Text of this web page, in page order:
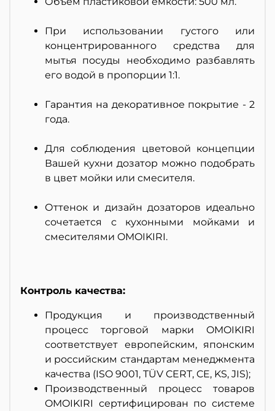
При использовании густого или
концентрированного средства для
мытья посуды необходимо разбавлять
его водой в пропорции 1:1.
Гарантия на декоративное покрытие - 2
года.
Для соблюдения цветовой концепции
Вашей кухни дозатор можно подобрать
в цвет мойки или смесителя.
Оттенок и дизайн дозаторов идеально
сочетается с кухонными мойками и
смесителями OMOIKIRI.
Контроль качества:
Продукция и производственный
процесс торговой марки OMOIKIRI
соответствует европейским, японским
и российским стандартам менеджмента
качества (ISO 9001, TÜV CERT, CE, KS, JIS);
Производственный процесс товаров
OMOIKIRI сертифицирован по системе